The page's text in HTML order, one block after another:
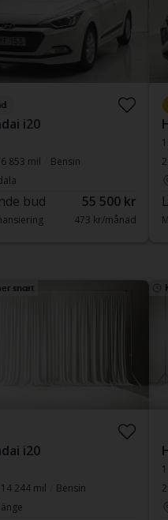
i20
6 853 mil
Bensin
bud 55 500 kr
473 kr/månad
snart
i20
14 244 mil
Bensin